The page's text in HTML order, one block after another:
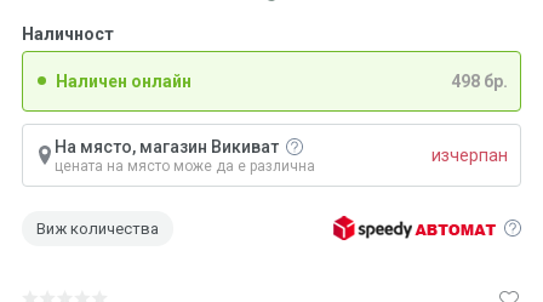
Наличност
Наличен онлайн 498 бр.
На място, магазин Викиват
цената на място може да е различна
изчерпан
Виж количества